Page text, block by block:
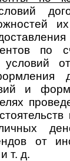
по
и
от
т. д.